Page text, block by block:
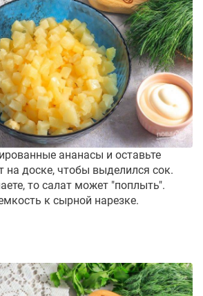
ананасы и оставьте
на доске, чтобы выделился сок.
то салат может "поплыть".
к сырной нарезке.